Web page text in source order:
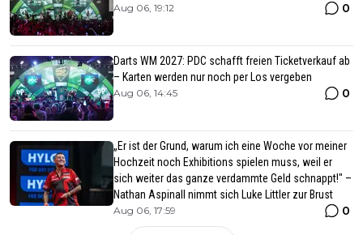
Aug 06, 19:12 0
Darts WM 2027: PDC schafft freien Ticketverkauf ab
– Karten werden nur noch per Los vergeben
Aug 06, 14:45 0
„Er ist der Grund, warum ich eine Woche vor meiner
Hochzeit noch Exhibitions spielen muss, weil er
sich weiter das ganze verdammte Geld schnappt!" –
Nathan Aspinall nimmt sich Luke Littler zur Brust
Aug 06, 17:59 0